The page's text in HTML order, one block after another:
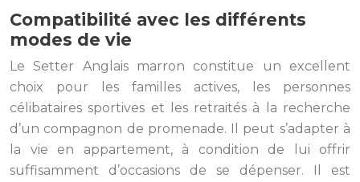
Compatibilité avec les différents
modes de vie
Le Setter Anglais marron constitue un excellent
choix pour les familles actives, les personnes
célibataires sportives et les retraités à la recherche
d’un compagnon de promenade. Il peut s’adapter à
la vie en appartement, à condition de lui offrir
suffisamment d’occasions de se dépenser. Il est